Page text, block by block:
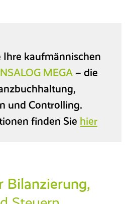
Ihre kaufmännischen
MEGA – die
und Controlling.
finden Sie hier
Bilanzierung,